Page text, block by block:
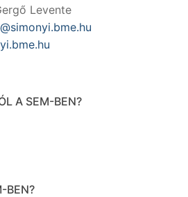
Levente
A SEM-BEN?
BEN?